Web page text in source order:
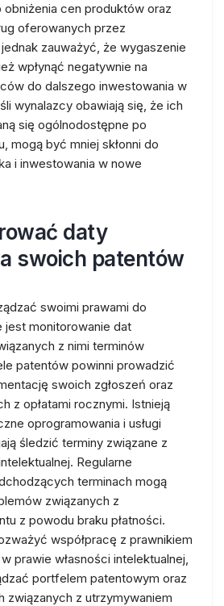
cen produktów oraz
oferowanych przez
zauważyć, że wygaszenie
wpłynąć negatywnie na
do dalszego inwestowania w
wynalazcy obawiają się, że ich
się ogólnodostępne po
mogą być mniej skłonni do
i inwestowania w nowe
daty
swoich patentów
swoimi prawami do
monitorowanie dat
z nimi terminów
patentów powinni prowadzić
swoich zgłoszeń oraz
z opłatami rocznymi. Istnieją
oprogramowania i usługi
śledzić terminy związane z
Regularne
terminach mogą
związanych z
z powodu braku płatności.
współpracę z prawnikiem
prawie własności intelektualnej,
portfelem patentowym oraz
związanych z utrzymywaniem